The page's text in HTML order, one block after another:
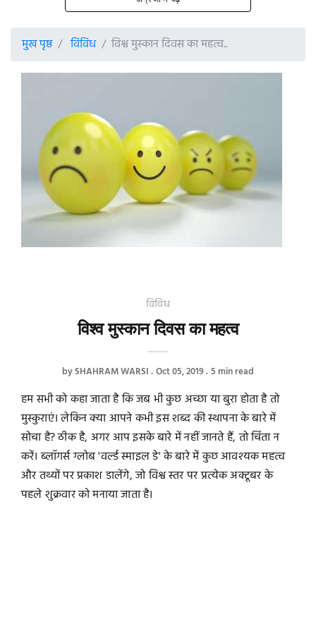
मुख पृष्ठ विविध विश्व मुस्कान दिवस का महत्व..
विविध
विश्व मुस्कान दिवस का महत्व
bySHAHRAM WARSI Oct 05, 2019 5 min read
हम सभी को कहा जाता है कि जब भी कुछ अच्छा या बुरा होता है तो
मुस्कुराएं। लेकिन क्या आपने कभी इस शब्द की स्थापना के बारे में
सोचा है? ठीक है, अगर आप इसके बारे में नहीं जानते हैं, तो चिंता न
करें। ब्लॉगर्स ग्लोब 'वर्ल्ड स्माइल डे' के बारे में कुछ आवश्यक महत्व
और तथ्यों पर प्रकाश डालेंगे, जो विश्व स्तर पर प्रत्येक अक्टूबर के
पहले शुक्रवार को मनाया जाता है।